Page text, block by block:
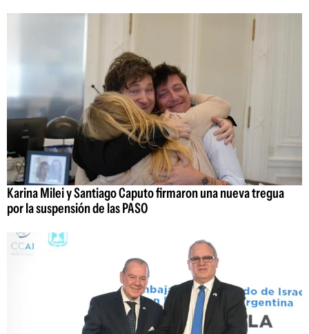
Karina Milei y Santiago Caputo firmaron una nueva tregua
por la suspensión de las PASO